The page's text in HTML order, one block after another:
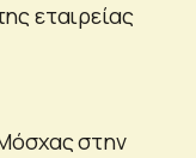
εταιρείας
στην